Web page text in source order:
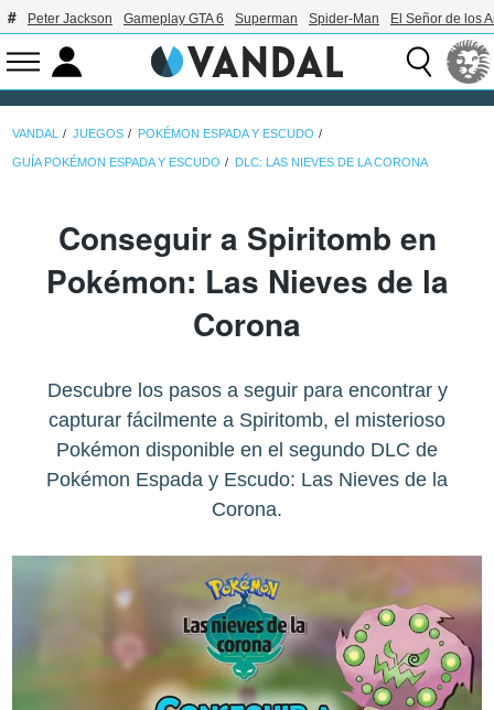
Peter Jackson Gameplay GTA 6 Superman Spider-Man El Señor de los
VANDAL JUEGOS POKÉMON ESPADA Y ESCUDO
GUÍA POKÉMON ESPADA Y ESCUDO DLC: LAS NIEVES DE LA CORONA
Conseguir a Spiritomb en
Pokémon: Las Nieves de la
Corona
Descubre los pasos a seguir para encontrar y
capturar fácilmente a Spiritomb, el misterioso
Pokémon disponible en el segundo DLC de
Pokémon Espada y Escudo: Las Nieves de la
Corona.